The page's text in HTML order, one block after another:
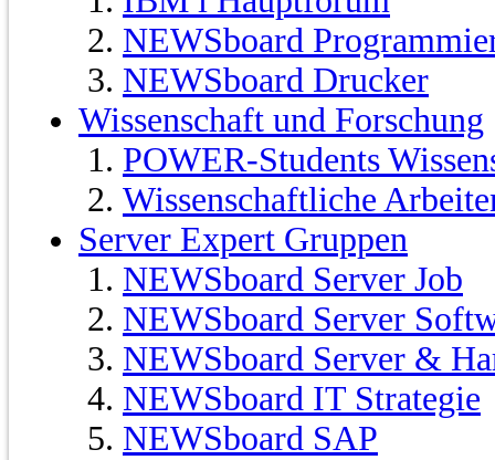
NEWSboard
NEWSboard Drucker
Wissenschaft und Forschung
POWER-Students
Wissenschaftliche
Server Expert Gruppen
NEWSboard Server Job
NEWSboard Server
NEWSboard Server &
NEWSboard IT Strategie
NEWSboard SAP